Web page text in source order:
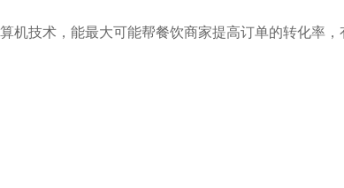
技术，能最大可能帮餐饮商家提高订单的转化率，